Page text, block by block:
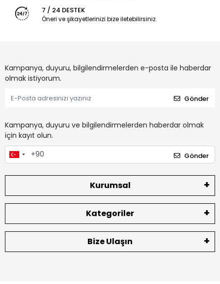
7 / 24 DESTEK
Öneri ve şikayetlerinizi bize iletebilirsiniz.
Kampanya, duyuru, bilgilendirmelerden e-posta ile haberdar
olmak istiyorum.
Gönder
Kampanya, duyuru ve bilgilendirmelerden haberdar olmak
için kayıt olun.
Gönder
Kurumsal
Kategoriler
Bize Ulaşın